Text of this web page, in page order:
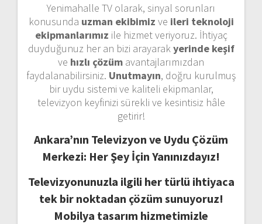
Yenimahalle TV olarak, sinyal sorunları
konusunda uzman ekibimiz ve ileri teknoloji
ekipmanlarımız ile hizmet veriyoruz. İhtiyaç
duyduğunuz her an bizi arayarakyerinde keşif
ve hızlı çözüm avantajlarımızdan
faydalanabilirsiniz. Unutmayın, doğru kurulmuş
bir uydu sistemi ve kaliteli ekipmanlar,
televizyon keyfinizi sürekli ve kesintisiz hâle
getirir!
Ankara’nın Televizyon ve Uydu Çözüm
Merkezi: Her Şey İçin Yanınızdayız!
Televizyonunuzla ilgili her türlü ihtiyaca
tek bir noktadan çözüm sunuyoruz!
Mobilya tasarım hizmetimizle